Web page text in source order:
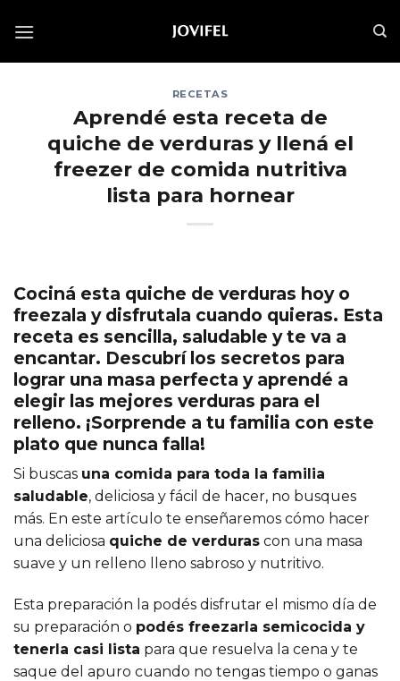
RECETAS
Aprendé esta receta de
quiche de verduras y llená el
freezer de comida nutritiva
lista para hornear
Cociná esta quiche de verduras hoy o
freezala y disfrutala cuando quieras. Esta
receta es sencilla, saludable y te va a
encantar. Descubrí los secretos para
lograr una masa perfecta y aprendé a
elegir las mejores verduras para el
relleno. ¡Sorprende a tu familia con este
plato que nunca falla!
Si buscas una comida para toda la familia
saludable, deliciosa y fácil de hacer, no busques
más. En este artículo te enseñaremos cómo hacer
una deliciosa quiche de verduras con una masa
suave y un relleno lleno sabroso y nutritivo.
Esta preparación la podés disfrutar el mismo día de
su preparación o podés freezarla semicocida y
tenerla casi lista para que resuelva la cena y te
saque del apuro cuando no tengas tiempo o ganas